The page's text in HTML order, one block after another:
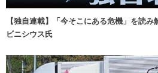
【独自連載】「今そこにある危機」を読
ビニシウス氏